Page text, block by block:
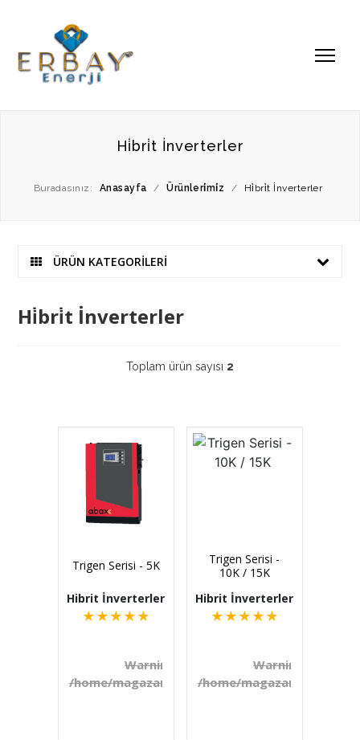
Hi̇bri̇t İnverterler
Buradasınız: Anasayfa / Ürünleri̇mi̇z / Hi̇bri̇t İnverterler
ÜRÜN KATEGORİLERİ
Hi̇bri̇t İnverterler
Toplam ürün sayısı 2
Trigen Serisi - 5K
Hibrit İnverterler
★ ★ ★ ★ ★
Warning
: number_format() expects
/home/magazamc/erbayenerji.com.tr/
Trigen Serisi -
10K / 15K
Hibrit İnverterler
★ ★ ★ ★ ★
Warning
/home/magazamc/